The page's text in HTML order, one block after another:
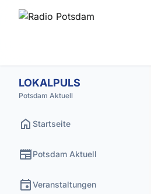
LOKALPULS
Potsdam Aktuell
home Startseite
newspaperPotsdam Aktuell
eventVeranstaltungen